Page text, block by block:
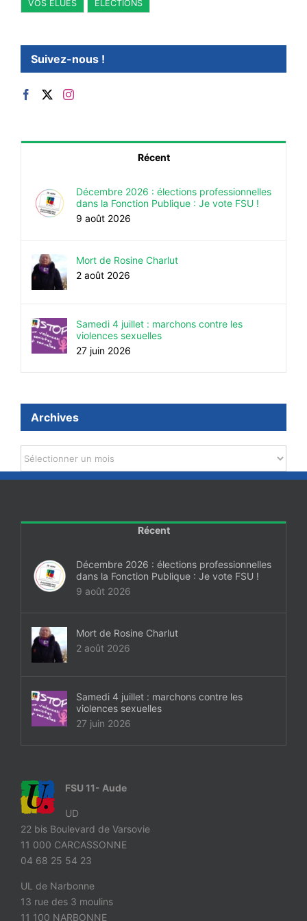
#FORMATION
#DÉBATS
#ARCHIVES
VOS ÉLUES ÉLECTIONS
Suivez-nous !
Récent
Décembre 2026 : élections professionnelles
dans la Fonction Publique : Je vote FSU !
9 août 2026
Mort de Rosine Charlut
2 août 2026
Samedi 4 juillet : marchons contre les
violences sexuelles
27 juin 2026
Archives
Archives
Récent
Décembre 2026 : élections professionnelles
dans la Fonction Publique : Je vote FSU !
9 août 2026
Mort de Rosine Charlut
2 août 2026
Samedi 4 juillet : marchons contre les
violences sexuelles
27 juin 2026
FSU 11- Aude
UD
22 bis Boulevard de Varsovie
11 000 CARCASSONNE
04 68 25 54 23
UL de Narbonne
13 rue des 3 moulins
11 100 NARBONNE